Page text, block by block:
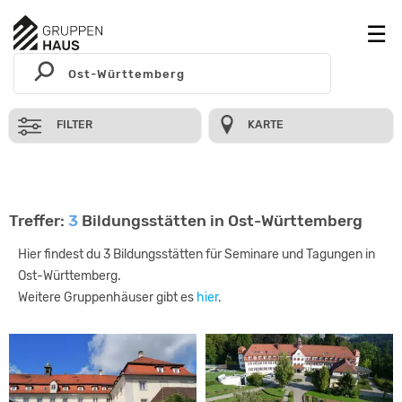
FILTER KARTE
Treffer: 3 Bildungsstätten in Ost-Württemberg
Hier findest du 3 Bildungsstätten für Seminare und Tagungen in
Ost-Württemberg.
Weitere Gruppenhäuser gibt es hier.